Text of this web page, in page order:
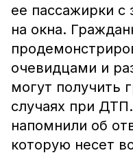
ее пассажирки с
на окна.
очевидцами и
могут получить
случаях при
напомнили об
которую несет